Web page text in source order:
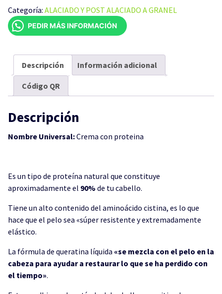
Y
POST-
ALACIADO
DE
LITROS
cantidad
Categoría: ALACIADO Y POST ALACIADO A GRANEL
PEDIR MÁS INFORMACIÓN
Descripción Información adicional
Código QR
Descripción
Nombre Universal:Crema con proteina
Es un tipo de proteína natural que constituye
aproximadamente el 90% de tu cabello.
Tiene un alto contenido del aminoácido cistina, es lo que
hace que el pelo sea «súper resistente y extremadamente
elástico.
La fórmula de queratina líquida «se mezcla con el pelo en la
cabeza para ayudar a restaurar lo que se ha perdido con
el tiempo».